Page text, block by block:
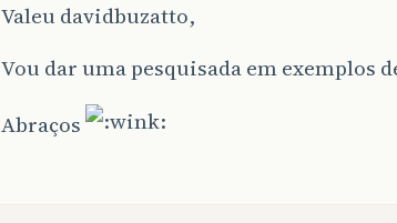
Valeu davidbuzatto,
Vou dar uma pesquisada em exemplos
Abraços